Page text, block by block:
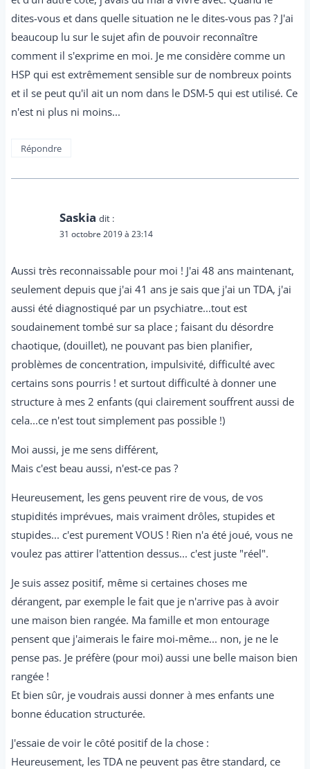
dites-vous et dans quelle situation ne le dites-vous pas ? J'ai
beaucoup lu sur le sujet afin de pouvoir reconnaître
comment il s'exprime en moi. Je me considère comme un
HSP qui est extrêmement sensible sur de nombreux points
et il se peut qu'il ait un nom dans le DSM-5 qui est utilisé. Ce
n'est ni plus ni moins...
Répondre
Saskia dit :
31 octobre 2019 à 23:14
Aussi très reconnaissable pour moi ! J'ai 48 ans maintenant,
seulement depuis que j'ai 41 ans je sais que j'ai un TDA, j'ai
aussi été diagnostiqué par un psychiatre...tout est
soudainement tombé sur sa place ; faisant du désordre
chaotique, (douillet), ne pouvant pas bien planifier,
problèmes de concentration, impulsivité, difficulté avec
certains sons pourris ! et surtout difficulté à donner une
structure à mes 2 enfants (qui clairement souffrent aussi de
cela...ce n'est tout simplement pas possible !)
Moi aussi, je me sens différent,
Mais c'est beau aussi, n'est-ce pas ?
Heureusement, les gens peuvent rire de vous, de vos
stupidités imprévues, mais vraiment drôles, stupides et
stupides... c'est purement VOUS ! Rien n'a été joué, vous ne
voulez pas attirer l'attention dessus... c'est juste "réel".
Je suis assez positif, même si certaines choses me
dérangent, par exemple le fait que je n'arrive pas à avoir
une maison bien rangée. Ma famille et mon entourage
pensent que j'aimerais le faire moi-même... non, je ne le
pense pas. Je préfère (pour moi) aussi une belle maison bien
rangée !
Et bien sûr, je voudrais aussi donner à mes enfants une
bonne éducation structurée.
J'essaie de voir le côté positif de la chose :
Heureusement, les TDA ne peuvent pas être standard, ce